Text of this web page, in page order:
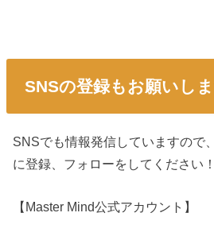
SNSの登録もお願いし
SNSでも情報発信していますので
に登録、フォローをしてください！
【Master Mind公式アカウント】